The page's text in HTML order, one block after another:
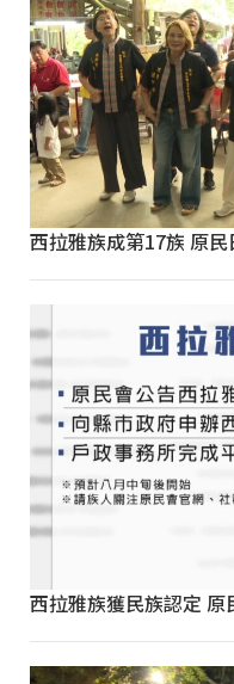
西拉雅族成第17族 原
西拉雅族獲民族認定 原